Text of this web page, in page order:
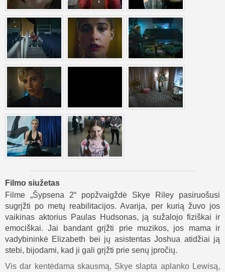
Filmo siužetas
Filme „Šypsena 2“ popžvaigždė Skye Riley pasiruošusi
sugrįžti po metų reabilitacijos. Avarija, per kurią žuvo jos
vaikinas aktorius Paulas Hudsonas, ją sužalojo fiziškai ir
emociškai. Jai bandant grįžti prie muzikos, jos mama ir
vadybininkė Elizabeth bei jų asistentas Joshua atidžiai ją
stebi, bijodami, kad ji gali grįžti prie senų įpročių.
Vis dar kentėdama skausmą, Skye slapta aplanko Lewisą,